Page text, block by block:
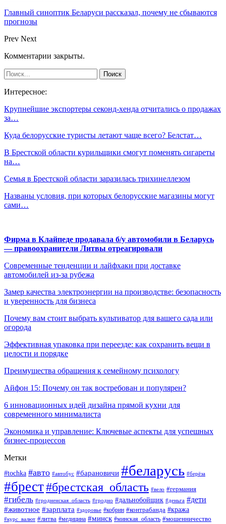
Главный синоптик Беларуси рассказал, почему не сбываются
прогнозы
Prev Next
Комментарии закрыты.
Интересное:
Крупнейшие экспортеры секонд-хенда отчитались о продажах
за…
Куда белорусские туристы летают чаще всего? Белстат…
В Брестской области курильщики смогут поменять сигареты
на…
Семья в Брестской области заразилась трихинеллезом
Названы условия, при которых белорусские магазины могут
сами…
Фирма в Клайпеде продавала б/у автомобили в Беларусь
— правоохранители Литвы отреагировали
Современные тенденции и лайфхаки при доставке
автомобилей из-за рубежа
Замер качества электроэнергии на производстве: безопасность
и уверенность для бизнеса
Почему вам стоит выбрать культиватор для вашего сада или
огорода
Эффективная упаковка при переезде: как сохранить вещи в
целости и порядке
Преимущества обращения к семейному психологу
Айфон 15: Почему он так востребован и популярен?
6 инновационных идей дизайна прямой кухни для
современного минималиста
Экономика и управление: Ключевые аспекты для успешных
бизнес-процессов
Метки
#tochka #авто #автобус #барановичи #беларусь #берёза
#брест#брестская_область #вело #германия
#гибель #гродненская_область #гродно #дальнобойщик #деньга #дети
#животное #зарплата #здоровье #кобрин #контрабанда #кража
#курс_валют #литва #медицина #минск #минская_область #мошенничество